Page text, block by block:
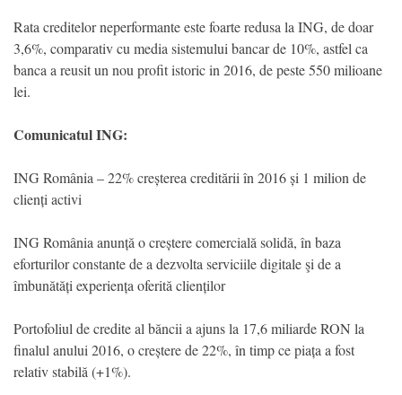
Rata creditelor neperformante este foarte redusa la ING, de doar
3,6%, comparativ cu media sistemului bancar de 10%, astfel ca
banca a reusit un nou profit istoric in 2016, de peste 550 milioane
lei.
Comunicatul ING:
ING România – 22% creșterea creditării în 2016 și 1 milion de
clienți activi
ING România anunță o creștere comercială solidă, în baza
eforturilor constante de a dezvolta serviciile digitale şi de a
îmbunătăți experiența oferită clienților
Portofoliul de credite al băncii a ajuns la 17,6 miliarde RON la
finalul anului 2016, o creștere de 22%, în timp ce piața a fost
relativ stabilă (+1%).